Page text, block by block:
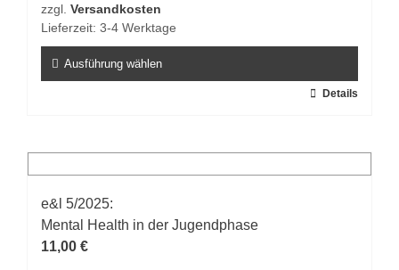
der
gewählt
werden
zzgl. Versandkosten
Lieferzeit: 3-4 Werktage
Ausführung wählen
Varianten
auf.
Die
Optionen
Details
e&l 5/2025:
Mental Health in der Jugendphase
11,00 €